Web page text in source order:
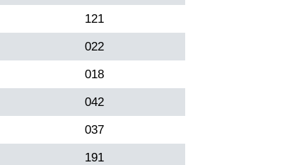
121
022
018
042
037
191